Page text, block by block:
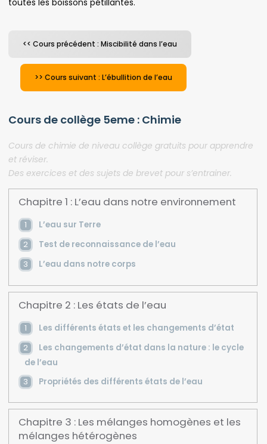
toutes les boissons pétillantes.
<< Cours précédent : Miscibilité dans l’eau
>> Cours suivant : L’ébullition de l’eau
Cours de collège 5eme : Chimie
Cours de chimie de niveau collège gratuits pour apprendre
et réviser.
Des exercices et des sujets de brevet pour s’entrainer.
Chapitre 1 : L’eau dans notre environnement
L’eau sur Terre
Test de reconnaissance de l’eau
L’eau dans notre corps
Chapitre 2 : Les états de l’eau
Les différents états et les changements d’état
Les changements d’état dans la nature : le cycle
de l’eau
Propriétés des différents états de l’eau
Chapitre 3 : Les mélanges homogènes et les
mélanges hétérogènes